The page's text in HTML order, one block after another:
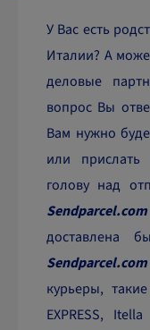
У Вас есть
Италии? А
деловые
вопрос Вы
Вам нужно
или
голову над
доставлена
курьеры,
EXPRESS,